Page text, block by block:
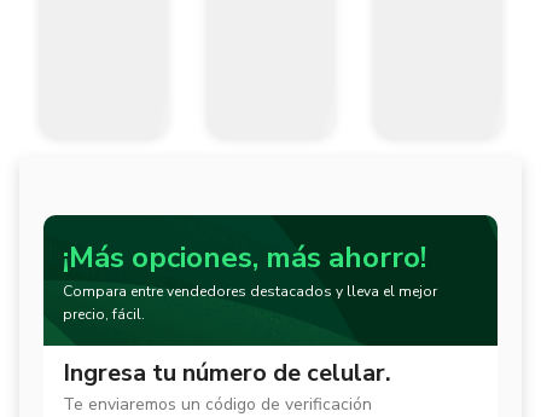
¡Más opciones, más ahorro!
Compara entre vendedores destacados y lleva el mejor
precio, fácil.
Ingresa tu número de celular.
Te enviaremos un código de verificación